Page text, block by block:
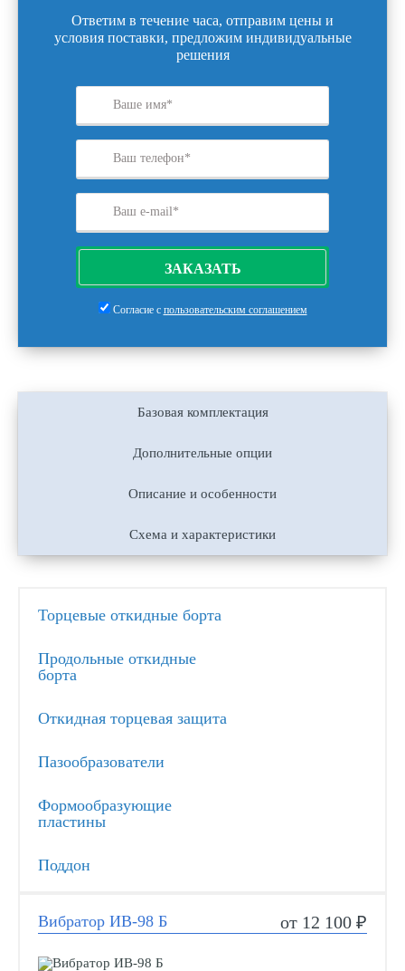
Ответим в течение часа, отправим цены и
условия поставки, предложим индивидуальные
решения
ЗАКАЗАТЬ
Согласие с пользовательским соглашением
Базовая комплектация
Дополнительные опции
Описание и особенности
Схема и характеристики
Торцевые откидные борта
Продольные откидные
борта
Откидная торцевая защита
Пазообразователи
Формообразующие
пластины
Поддон
Вибратор ИВ-98 Б от 12 100 ₽